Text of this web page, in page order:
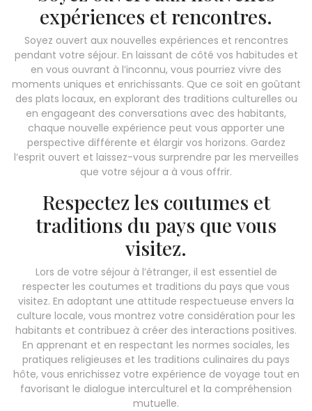
expériences et rencontres.
Soyez ouvert aux nouvelles expériences et rencontres
pendant votre séjour. En laissant de côté vos habitudes et
en vous ouvrant à l’inconnu, vous pourriez vivre des
moments uniques et enrichissants. Que ce soit en goûtant
des plats locaux, en explorant des traditions culturelles ou
en engageant des conversations avec des habitants,
chaque nouvelle expérience peut vous apporter une
perspective différente et élargir vos horizons. Gardez
l’esprit ouvert et laissez-vous surprendre par les merveilles
que votre séjour a à vous offrir.
Respectez les coutumes et
traditions du pays que vous
visitez.
Lors de votre séjour à l’étranger, il est essentiel de
respecter les coutumes et traditions du pays que vous
visitez. En adoptant une attitude respectueuse envers la
culture locale, vous montrez votre considération pour les
habitants et contribuez à créer des interactions positives.
En apprenant et en respectant les normes sociales, les
pratiques religieuses et les traditions culinaires du pays
hôte, vous enrichissez votre expérience de voyage tout en
favorisant le dialogue interculturel et la compréhension
mutuelle.